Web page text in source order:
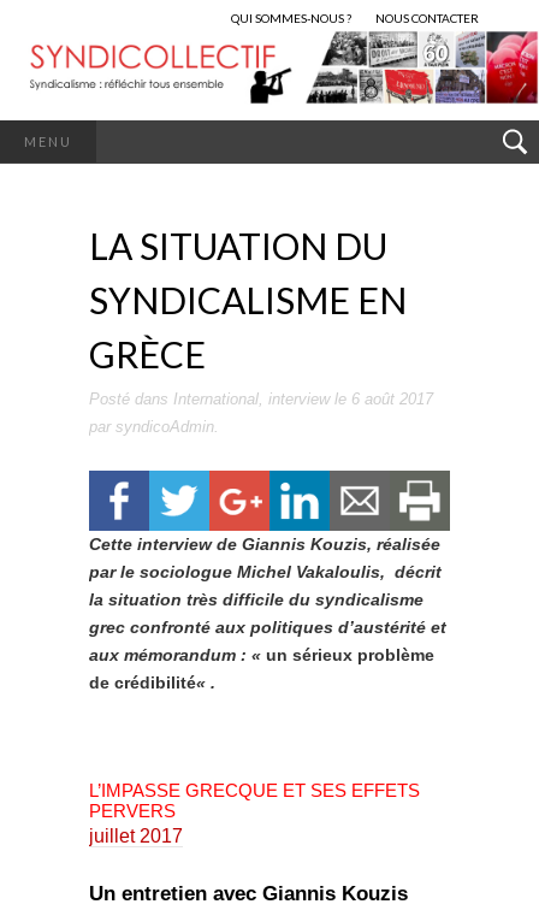
QUI SOMMES-NOUS ? NOUS CONTACTER
MENU
LA SITUATION DU
SYNDICALISME EN
GRÈCE
Posté dans International, interviewle 6 août 2017
par syndicoAdmin.
Cette interview de Giannis Kouzis, réalisée
par le sociologue Michel Vakaloulis, décrit
la situation très difficile du syndicalisme
grec confronté aux politiques d’austérité et
aux mémorandum : « un sérieux problème
de crédibilité« .
L’IMPASSE GRECQUE ET SES EFFETS
PERVERS
juillet 2017
Un entretien avec Giannis Kouzis